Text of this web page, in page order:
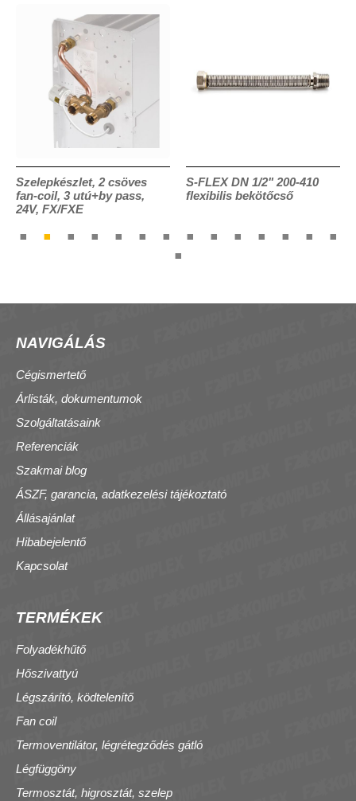
Szelepkészlet, 2 csöves
fan-coil, 3 utú+by pass,
24V, FX/FXE
S-FLEX DN 1/2" 200-410
flexibilis bekötőcső
NAVIGÁLÁS
Cégismertető
Árlisták, dokumentumok
Szolgáltatásaink
Referenciák
Szakmai blog
ÁSZF, garancia, adatkezelési tájékoztató
Állásajánlat
Hibabejelentő
Kapcsolat
TERMÉKEK
Folyadékhűtő
Hőszivattyú
Légszárító, ködtelenítő
Fan coil
Termoventilátor, légrétegződés gátló
Légfüggöny
Termosztát, higrosztát, szelep